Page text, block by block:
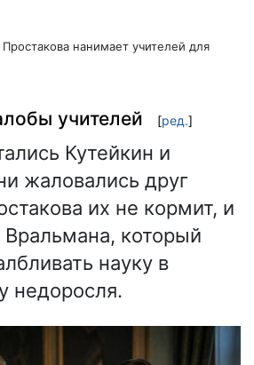
нанимает учителей для
учителей [ред.]
Кутейкин и
жаловались друг
их не кормит, и
который
науку в
недоросля.